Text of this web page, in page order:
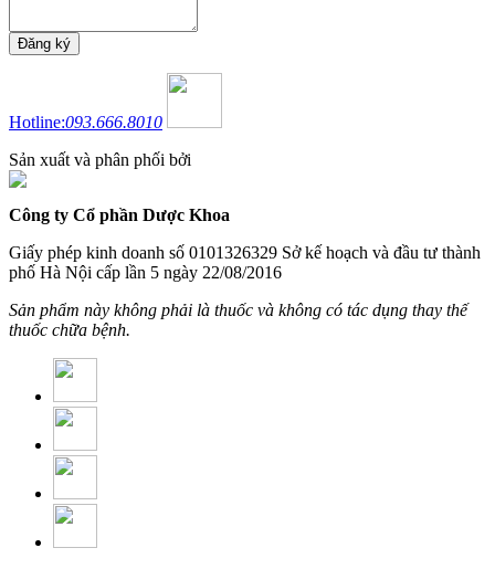
Hotline:093.666.8010
Sản xuất và phân phối bởi
Công ty Cổ phần Dược Khoa
Giấy phép kinh doanh số 0101326329 Sở kế hoạch và đầu tư thành
phố Hà Nội cấp lần 5 ngày 22/08/2016
Sản phẩm này không phải là thuốc và không có tác dụng thay thế
thuốc chữa bệnh.